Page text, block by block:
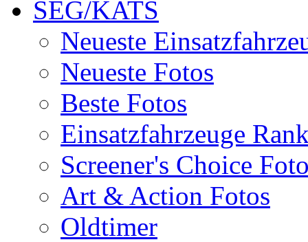
SEG/KATS
Neueste
Neueste Fotos
Beste Fotos
Einsatzfahrzeuge
Screener's Choice
Art & Action Fotos
Oldtimer